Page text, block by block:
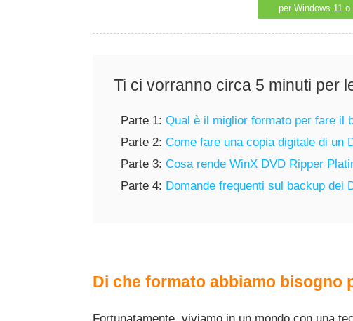
per Windows 11 o
Ti ci vorranno circa 5 minuti per
Parte 1: Qual è il miglior formato per fare il
Parte 2: Come fare una copia digitale di un
Parte 3: Cosa rende WinX DVD Ripper
Parte 4: Domande frequenti sul backup dei
Di che formato abbiamo bisogno